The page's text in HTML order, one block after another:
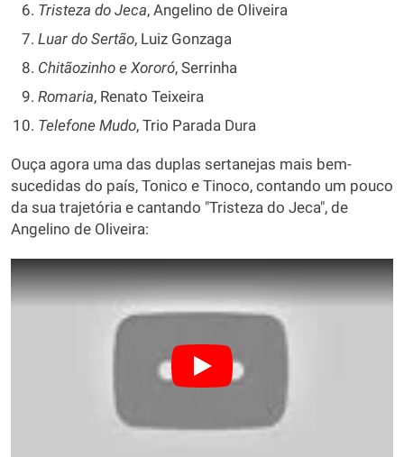
Tristeza do Jeca, Angelino de Oliveira
Luar do Sertão, Luiz Gonzaga
Chitãozinho e Xororó, Serrinha
Romaria, Renato Teixeira
Telefone Mudo, Trio Parada Dura
Ouça agora uma das duplas sertanejas mais bem-
sucedidas do país, Tonico e Tinoco, contando um pouco
da sua trajetória e cantando "Tristeza do Jeca", de
Angelino de Oliveira: